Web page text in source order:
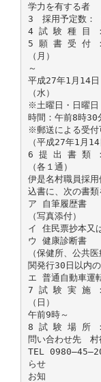
学力を有する者
3 採用予定数：
4 試 験 種 目
5 願 書 受 付 ：
（月）
～
平成27年1月14日
（水）
※土曜日・日曜日
時間：午前8時30
※郵送による受付
（平成27年1月14
6 提 出 書 類
（各１通）
伊是名村職員採
込書に、次の書類
ア 自筆履歴書
（写真添付）
イ 住民票抄本又
ウ 健康診断書
（保健所、公共
関発行30日以内の
エ 普通自動車運
7 試 験 実 施 ：
（日）
午前9時～
8 試 験 場 所 ：
問い合わせ先
TEL
らせ
お知